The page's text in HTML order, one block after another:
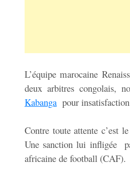
L’équipe marocaine
deux arbitres congolais,
Kabangapour insatisfaction
Contre toute attente c’est
Une sanction lui infligée
africaine de football (CAF).